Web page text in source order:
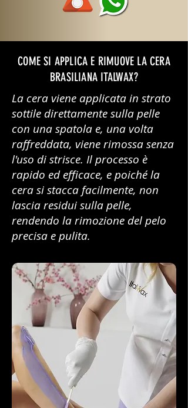
COME SI APPLICA E RIMUOVE LA CERA
BRASILIANA ITALWAX?
La cera viene applicata in strato
sottile direttamente sulla pelle
con una spatola e, una volta
raffreddata, viene rimossa senza
l'uso di strisce. Il processo è
rapido ed efficace, e poiché la
cera si stacca facilmente, non
lascia residui sulla pelle,
rendendo la rimozione del pelo
precisa e pulita.